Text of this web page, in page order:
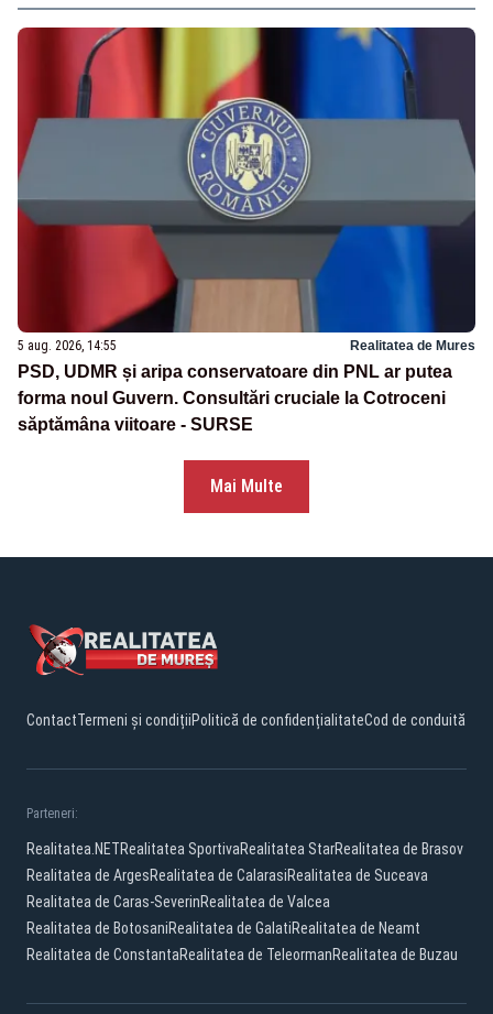
5 aug. 2026, 14:55 Realitatea de Mures
PSD, UDMR și aripa conservatoare din PNL ar putea
forma noul Guvern. Consultări cruciale la Cotroceni
săptămâna viitoare - SURSE
Mai Multe
ContactTermeni și condițiiPolitică de confidențialitateCod de conduită
Parteneri:
Realitatea.NETRealitatea SportivaRealitatea StarRealitatea de Brasov
Realitatea de ArgesRealitatea de CalarasiRealitatea de Suceava
Realitatea de Caras-SeverinRealitatea de Valcea
Realitatea de BotosaniRealitatea de GalatiRealitatea de Neamt
Realitatea de ConstantaRealitatea de TeleormanRealitatea de Buzau